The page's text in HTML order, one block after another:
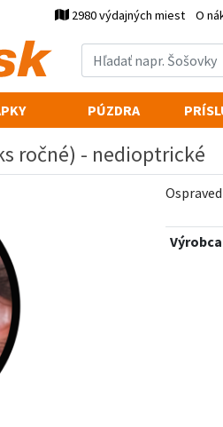
2980 výdajných miest O
PÚZDRA
ročné) - nedioptrické